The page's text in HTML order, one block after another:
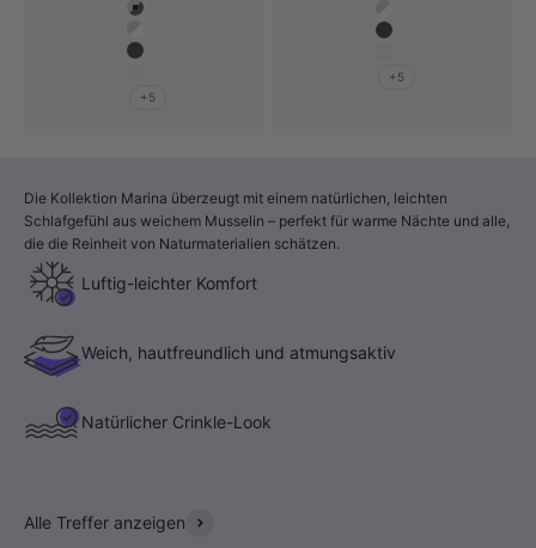
Farbe
Hellgrau / Dunkelgrau
Hellgrau / Weiß
Anthrazit
+5
Hellgrau / Weiß
Anthrazit
+5
Die Kollektion Marina überzeugt mit einem natürlichen, leichten
Schlafgefühl aus weichem Musselin – perfekt für warme Nächte und alle,
die die Reinheit von Naturmaterialien schätzen.
Luftig-leichter Komfort
Weich, hautfreundlich und atmungsaktiv
Natürlicher Crinkle-Look
Alle Treffer anzeigen